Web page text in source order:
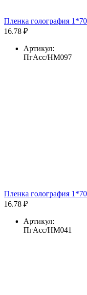
Пленка голография
16.78 ₽
Артикул:
ПгАсс/HM097
Пленка голография
16.78 ₽
Артикул:
ПгАсс/HM041